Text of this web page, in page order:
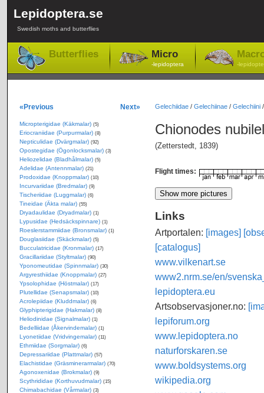
Lepidoptera.se
Swedish moths and butterflies
Butterflies Micro
-lepidoptera -
Gelechiidae/ Gelechiinae/ Gelechiini
Chionodes
(Zetterstedt, 1839)
Flight times:
Links
Artportalen: [images]
[catalogus]
www.vilkenart.se
www2.nrm.se/en/
lepidoptera.eu
Artsobservasjoner.no:
lepiforum.org
www.lepidoptera.no
naturforskaren.se
www.boldsystems.org
wikipedia.org
«Previous Next»
Micropterigidae (Käkmalar) (5)
Eriocraniidae (Purpurmalar) (8)
Nepticulidae (Dvärgmalar) (92)
Opostegidae (Ögonlocksmalar) (3)
Heliozelidae (Bladhålmalar) (5)
Adelidae (Antennmalar) (21)
Prodoxidae (Knoppmalar) (10)
Incurvariidae (Bredmalar) (9)
Tischeriidae (Luggmalar) (6)
Tineidae (Äkta malar) (55)
Dryadaulidae (Dryadmalar) (1)
Lypusidae (Hedsäckspinnare) (1)
Roeslerstammiidae (Bronsmalar) (1)
Douglasiidae (Skäckmalar) (5)
Bucculatricidae (Kronmalar) (17)
Gracillariidae (Styltmalar) (90)
Yponomeutidae (Spinnmalar) (30)
Argyresthiidae (Knoppmalar) (27)
Ypsolophidae (Höstmalar) (17)
Plutellidae (Senapsmalar) (10)
Acrolepiidae (Kluddmalar) (6)
Glyphipterigidae (Hakmalar) (8)
Heliodinidae (Signalmalar) (1)
Bedelliidae (Åkervindemalar) (1)
Lyonetiidae (Vridvingemalar) (11)
Ethmiidae (Sorgmalar) (6)
Depressariidae (Plattmalar) (57)
Elachistidae (Gräsminerarmalar) (70)
Agonoxenidae (Brokmalar) (9)
Scythrididae (Korthuvudmalar) (15)
Chimabachidae (Vårmalar) (3)